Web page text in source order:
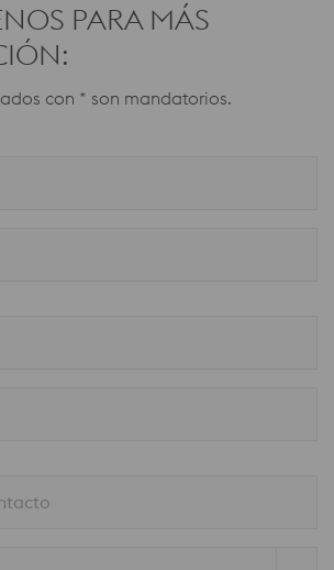
PARA MÁS
con * son mandatorios.